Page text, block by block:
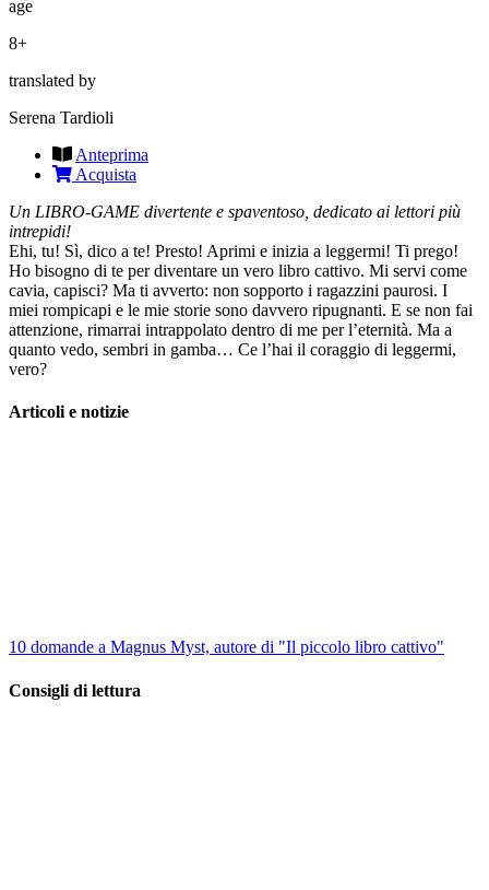
age
8+
translated by
Serena Tardioli
Anteprima
Acquista
Un LIBRO-GAME divertente e spaventoso, dedicato ai lettori più
intrepidi!
Ehi, tu! Sì, dico a te! Presto! Aprimi e inizia a leggermi! Ti prego!
Ho bisogno di te per diventare un vero libro cattivo. Mi servi come
cavia, capisci? Ma ti avverto: non sopporto i ragazzini paurosi. I
miei rompicapi e le mie storie sono davvero ripugnanti. E se non fai
attenzione, rimarrai intrappolato dentro di me per l’eternità. Ma a
quanto vedo, sembri in gamba… Ce l’hai il coraggio di leggermi,
vero?
Articoli e notizie
10 domande a Magnus Myst, autore di "Il piccolo libro cattivo"
Consigli di lettura